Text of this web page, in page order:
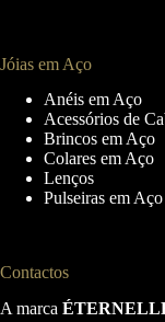
Jóias em Aço
Anéis em Aço
Acessórios de
Brincos em Aço
Colares em Aço
Lenços
Pulseiras em Aço
Contactos
A marca